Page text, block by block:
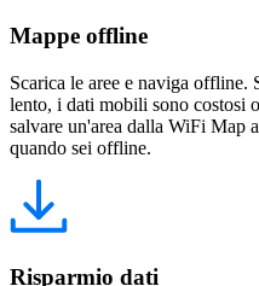
Mappe offline
Scarica le aree e naviga offline.
lento, i dati mobili sono costosi
salvare un'area dalla WiFi Map
quando sei offline.
Risparmio dati